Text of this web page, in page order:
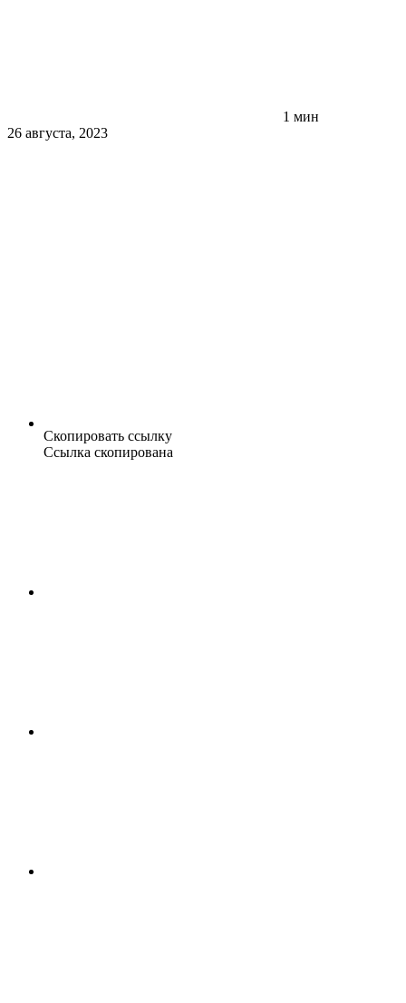
1 мин
26 августа, 2023
Скопировать ссылку
Ссылка скопирована